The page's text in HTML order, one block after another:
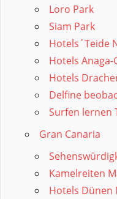
Loro Park
Siam Park
Hotels´Teide
Hotels Anaga-
Hotels
Delfine
Surfen lernen
Gran Canaria
Kamelreiten
Hotels Dünen